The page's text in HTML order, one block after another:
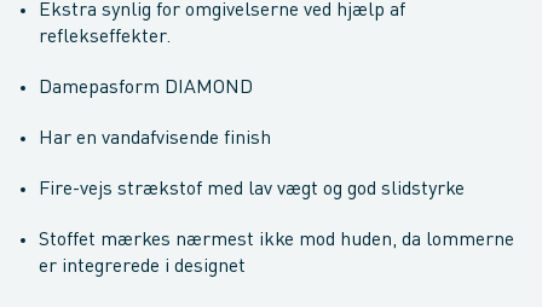
Ekstra synlig for omgivelserne ved hjælp af
reflekseffekter.
Damepasform DIAMOND
Har en vandafvisende finish
Fire-vejs strækstof med lav vægt og god slidstyrke
Stoffet mærkes nærmest ikke mod huden, da lommerne
er integrerede i designet